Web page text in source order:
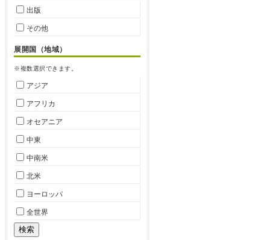
出版
その他
展開国（地域）
※複数選択できます。
アジア
アフリカ
オセアニア
中東
中南米
北米
ヨーロッパ
全世界